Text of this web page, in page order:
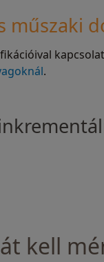
műszaki
.
kell